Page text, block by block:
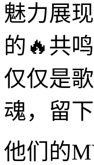
魅力展
的🔥共
仅仅是
魂，留
他们的